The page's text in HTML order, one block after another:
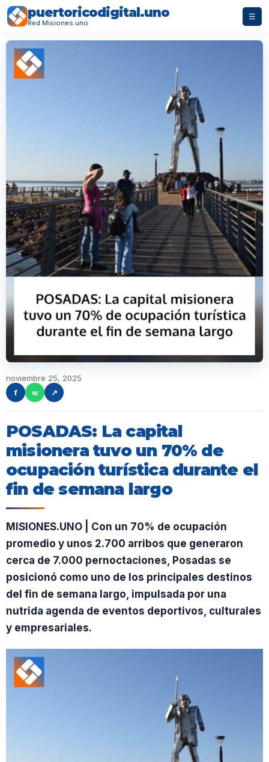
puertoricodigital.uno
Red Misiones.uno
☰
noviembre 25, 2025
f
w ↗
POSADAS: La capital
misionera tuvo un 70% de
ocupación turística durante el
fin de semana largo
MISIONES.UNO | Con un 70% de ocupación
promedio y unos 2.700 arribos que generaron
cerca de 7.000 pernoctaciones, Posadas se
posicionó como uno de los principales destinos
del fin de semana largo, impulsada por una
nutrida agenda de eventos deportivos, culturales
y empresariales.